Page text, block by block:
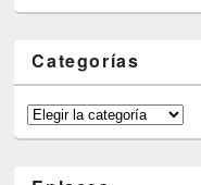
Categorías
Categorías